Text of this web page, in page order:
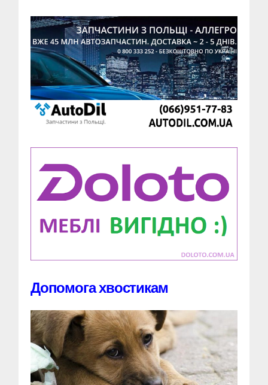
Допомога хвостикам